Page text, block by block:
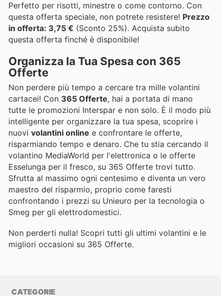
Perfetto per risotti, minestre o come contorno. Con
questa offerta speciale, non potrete resistere! Prezzo
in offerta: 3,75 € (Sconto 25%). Acquista subito
questa offerta finché è disponibile!
Organizza la Tua Spesa con 365
Offerte
Non perdere più tempo a cercare tra mille volantini
cartacei! Con 365 Offerte, hai a portata di mano
tutte le promozioni Interspar e non solo. È il modo più
intelligente per organizzare la tua spesa, scoprire i
nuovi volantini online e confrontare le offerte,
risparmiando tempo e denaro. Che tu stia cercando il
volantino MediaWorld per l'elettronica o le offerte
Esselunga per il fresco, su 365 Offerte trovi tutto.
Sfrutta al massimo ogni centesimo e diventa un vero
maestro del risparmio, proprio come faresti
confrontando i prezzi su Unieuro per la tecnologia o
Smeg per gli elettrodomestici.
Non perderti nulla! Scopri tutti gli ultimi volantini e le
migliori occasioni su 365 Offerte.
CATEGORIE